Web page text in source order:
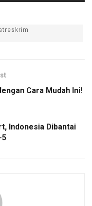
Cara Mudah Ini!
Indonesia Dibantai
5